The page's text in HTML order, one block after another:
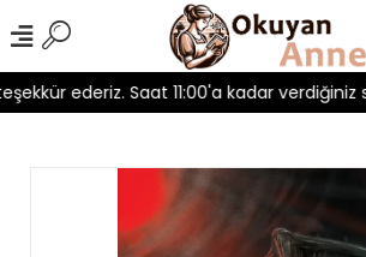
ederiz. Saat 11:00'a kadar verdiğiniz